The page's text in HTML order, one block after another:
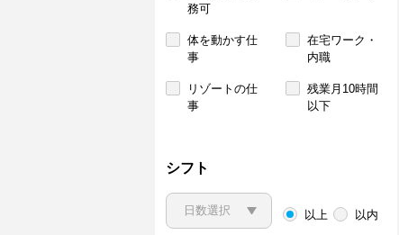
務可
体を動かす仕
事
在宅ワーク・
内職
リゾートの仕
事
残業月10時間
以下
シフト
以上 以内